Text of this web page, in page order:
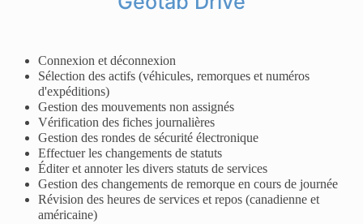
Connexion et déconnexion
Sélection des actifs (véhicules, remorques et numéros
d'expéditions)
Gestion des mouvements non assignés
Vérification des fiches journalières
Gestion des rondes de sécurité électronique
Effectuer les changements de statuts
Éditer et annoter les divers statuts de services
Gestion des changements de remorque en cours de journée
Révision des heures de services et repos (canadienne et
américaine)